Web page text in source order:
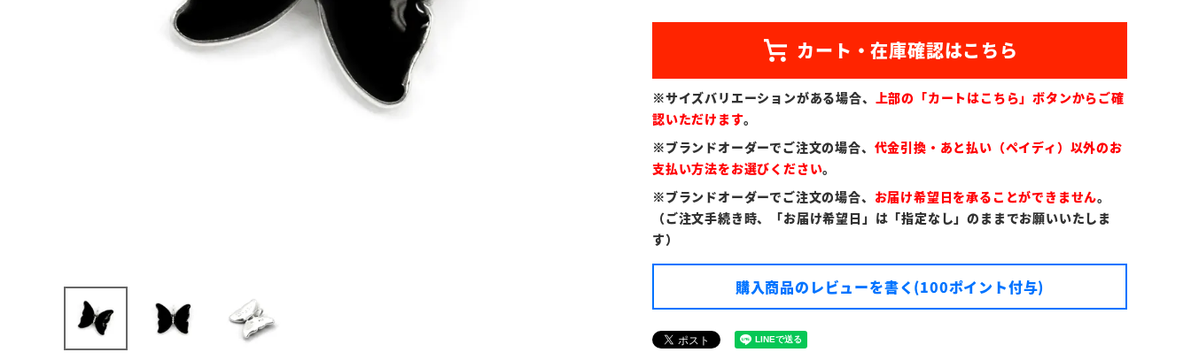
※サイズバリエーションがある場合、
上部の「カートはこちら」ボタンからご確
認いただけます。
※ブランドオーダーでご注文の場合、 代金引換・あと払い（ペイディ）以外のお
支払い方法をお選びください。
※ブランドオーダーでご注文の場合、 お届け希望日を承ることができません。
（ご注文手続き時、「お届け希望日」は「指定なし」のままでお願いいたしま
す）
購入商品のレビューを書く(100ポイント付与)